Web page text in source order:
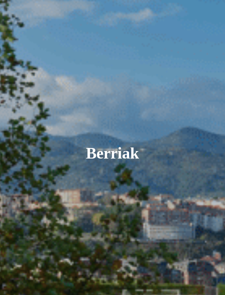
Berriak